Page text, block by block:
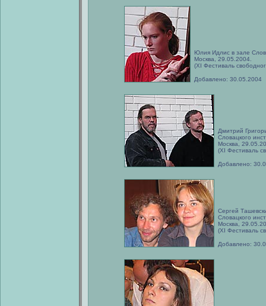
Юлия Идлис в зале
Москва, 29.05.2004.
(XI Фестиваль
Добавлено: 30.05.2004
Дмитрий
Словацкого
Москва,
(XI Фестиваль
Добавлено:
Сергей
Словацкого
Москва,
(XI Фестиваль
Добавлено: